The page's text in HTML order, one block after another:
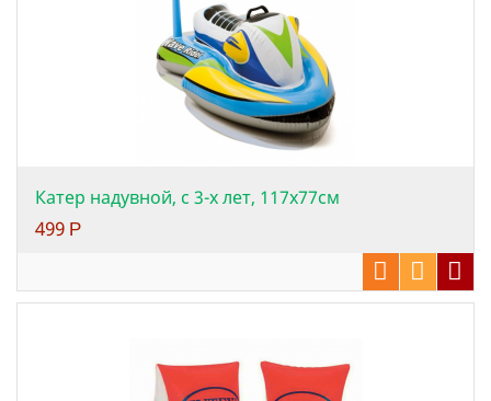
Катер надувной, с 3-х лет, 117х77см
499 Р